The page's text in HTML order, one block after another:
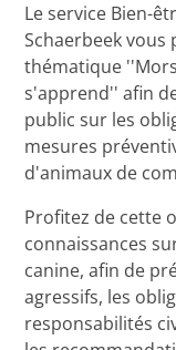
Le service Bien-
Schaerbeek
thématique
s'apprend'' afin
public sur les
mesures
d'animaux de
Profitez de cette
connaissances
canine, afin de
agressifs, les
responsabilités